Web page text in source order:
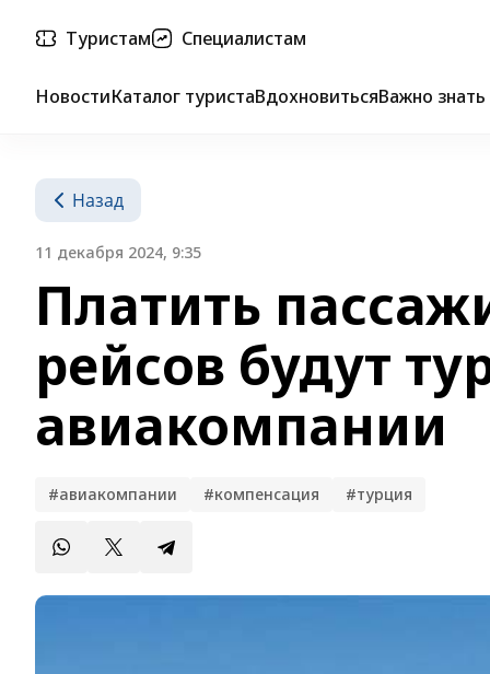
Туристам Специалистам
НовостиКаталог туристаВдохновитьсяВажно знать
Назад
11 декабря 2024, 9:35
Платить
рейсов будут
авиакомпании
#авиакомпании #компенсация #турция